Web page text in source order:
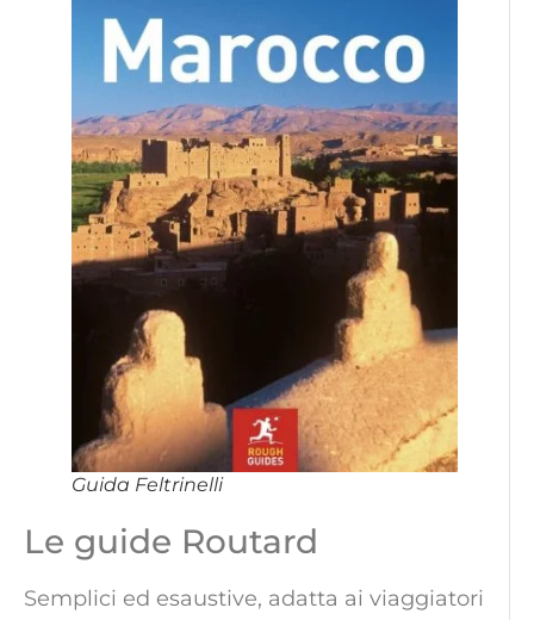
Guida Feltrinelli
Le guide Routard
Semplici ed esaustive, adatta ai viaggiatori